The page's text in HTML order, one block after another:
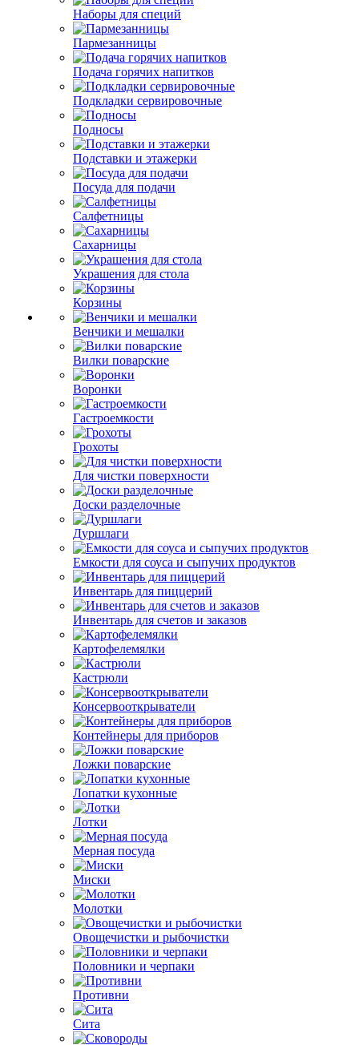
Наборы для специй
Пармезанницы
Подача горячих напитков
Подкладки сервировочные
Подносы
Подставки и этажерки
Посуда для подачи
Салфетницы
Сахарницы
Украшения для стола
Корзины
Венчики и мешалки
Вилки поварские
Воронки
Гастроемкости
Грохоты
Для чистки поверхности
Доски разделочные
Дуршлаги
Емкости для соуса и сыпучих продуктов
Инвентарь для пиццерий
Инвентарь для счетов и заказов
Картофелемялки
Кастрюли
Консервооткрыватели
Контейнеры для приборов
Ложки поварские
Лопатки кухонные
Лотки
Мерная посуда
Миски
Молотки
Овощечистки и рыбочистки
Половники и черпаки
Противни
Сита